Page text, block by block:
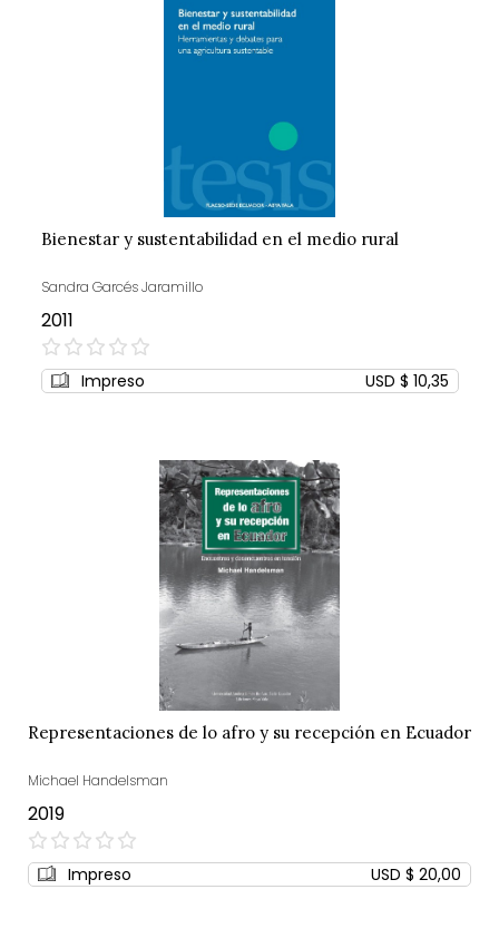
Bienestar y sustentabilidad en el medio rural
Sandra Garcés Jaramillo
2011
0%
Impreso USD $ 10,35
Representaciones de lo afro y su recepción en Ecuador
Michael Handelsman
2019
0%
Impreso USD $ 20,00